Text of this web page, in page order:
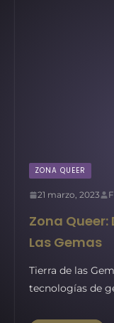
ZONA QUEER
21 marzo, 2023
Zona Queer:
Las Gemas
Tierra de las
tecnologías de